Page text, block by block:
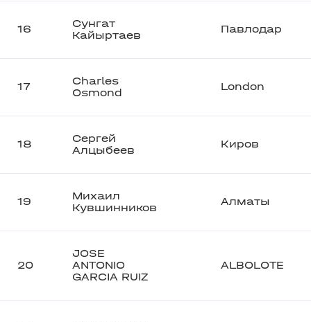
16
Сунгат
Кайыртаев
Павлодар
17
Charles
Osmond
London
18
Сергей
Алцыбеев
Киров
19
Михаил
Кувшинников
Алматы
20
JOSE
ANTONIO
GARCIA RUIZ
ALBOLOTE